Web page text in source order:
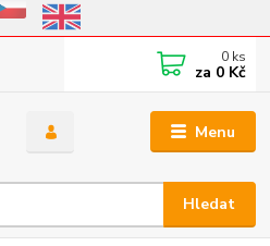
do 31.10.2026
Menu
Hledat
0 ks
za 0 Kč